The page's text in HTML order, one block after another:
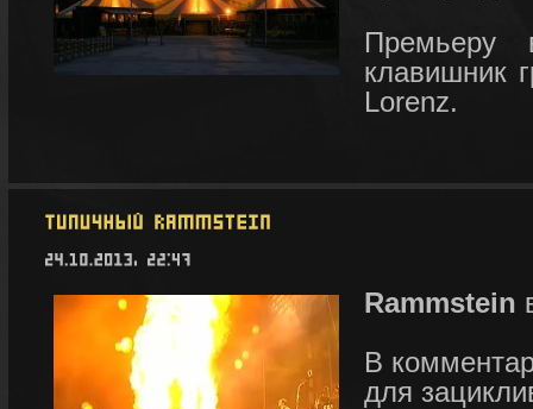
Премьеру
клавишник
Lorenz.
Rammstein
В
для